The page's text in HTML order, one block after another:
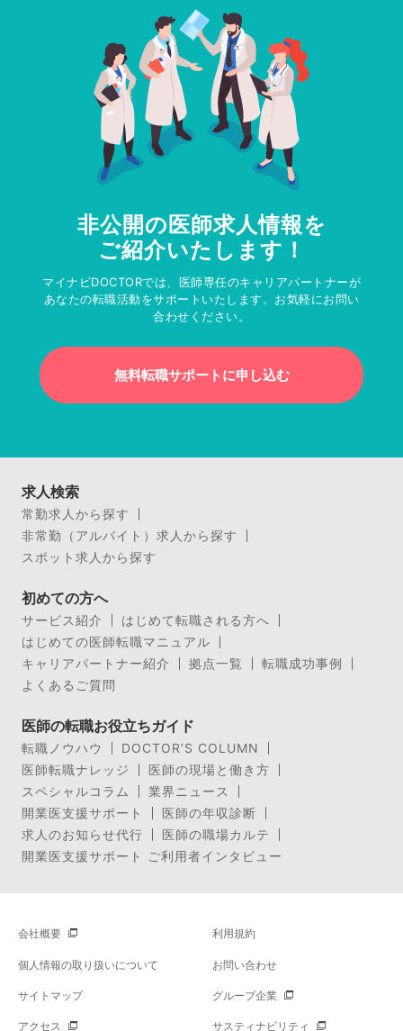
非公開の医師求人情報を
ご紹介いたします！
マイナビDOCTORでは、医師専任のキャリアパートナーが
あなたの転職活動をサポートいたします。お気軽にお問い
合わせください。
無料転職サポートに申し込む
求人検索
常勤求人から探す
非常勤（アルバイト）求人から探す
スポット求人から探す
初めての方へ
サービス紹介
はじめて転職される方へ
はじめての医師転職マニュアル
キャリアパートナー紹介
拠点一覧
転職成功事例
よくあるご質問
医師の転職お役立ちガイド
転職ノウハウ
DOCTOR’S COLUMN
医師転職ナレッジ
医師の現場と働き方
スペシャルコラム
業界ニュース
開業医支援サポート
医師の年収診断
求人のお知らせ代行
医師の職場カルテ
開業医支援サポート ご利用者インタビュー
会社概要 利用規約
個人情報の取り扱いについて お問い合わせ
サイトマップ グループ企業
アクセス サスティナビリティ